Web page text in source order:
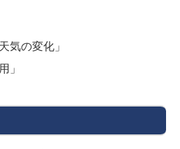
気の変化」
」